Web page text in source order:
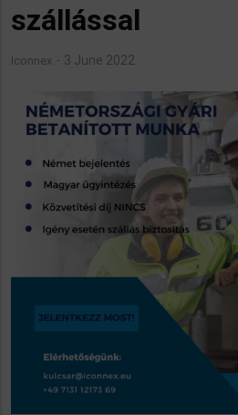
szállással
Iconnex 3 June 2022